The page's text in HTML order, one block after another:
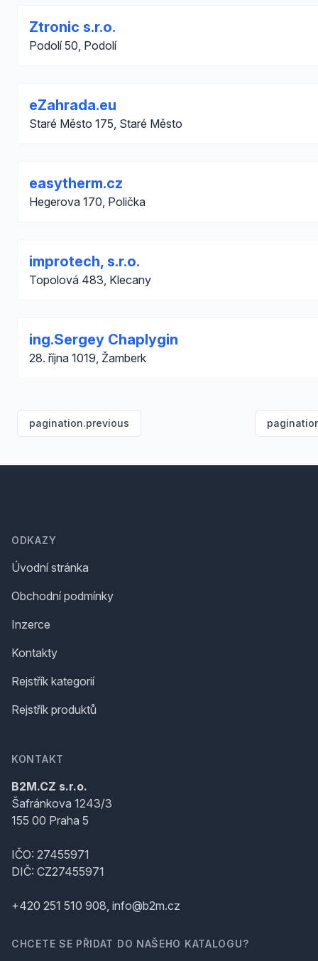
Ztronic s.r.o.
Podolí 50, Podolí
eZahrada.eu
Staré Město 175, Staré Město
easytherm.cz
Hegerova 170, Polička
improtech, s.r.o.
Topolová 483, Klecany
ing.Sergey Chaplygin
28. října 1019, Žamberk
pagination.previous
ODKAZY
Úvodní stránka
Obchodní podmínky
Inzerce
Kontakty
Rejstřík kategorií
Rejstřík produktů
KONTAKT
B2M.CZ s.r.o.
Šafránkova 1243/3
155 00 Praha 5
IČO: 27455971
DIČ: CZ27455971
+420 251 510 908, info@b2m.cz
CHCETE SE PŘIDAT DO NAŠEHO KATALOGU?